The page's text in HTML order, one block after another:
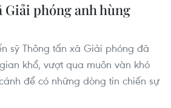
Giải phóng anh hùng
sỹ Thông tấn xã Giải phóng đã
khổ, vượt qua muôn vàn khó
để có những dòng tin chiến sự